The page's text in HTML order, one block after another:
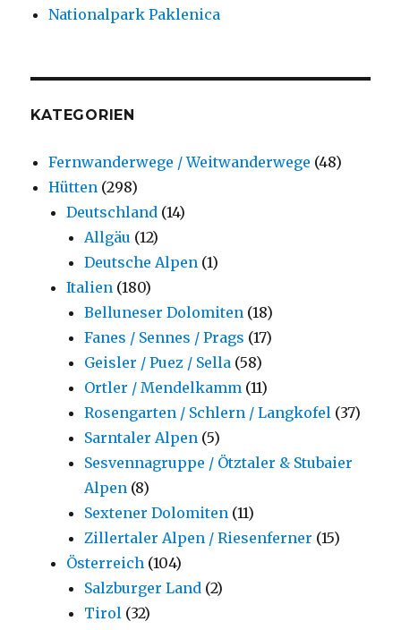
Nationalpark Paklenica
KATEGORIEN
Fernwanderwege / Weitwanderwege (48)
Hütten (298)
Deutschland (14)
Allgäu (12)
Deutsche Alpen (1)
Italien (180)
Belluneser Dolomiten (18)
Fanes / Sennes / Prags (17)
Geisler / Puez / Sella (58)
Ortler / Mendelkamm (11)
Rosengarten / Schlern / Langkofel (37)
Sarntaler Alpen (5)
Sesvennagruppe / Ötztaler & Stubaier
Alpen (8)
Sextener Dolomiten (11)
Zillertaler Alpen / Riesenferner (15)
Österreich (104)
Salzburger Land (2)
Tirol (32)